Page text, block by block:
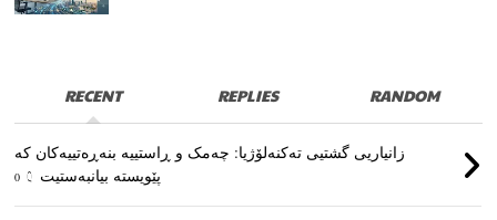
RECENT REPLIES RANDOM
زانیاریی گشتیی تەکنەلۆژیا: چەمک و ڕاستییە بنەڕەتییەکان کە
پێویستە بیانبەستیت